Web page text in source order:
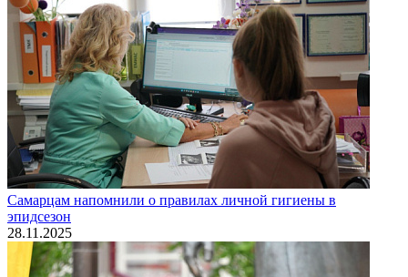
Самарцам напомнили о правилах личной гигиены в
эпидсезон
28.11.2025